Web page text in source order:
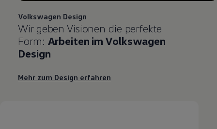
Volkswagen Design
Wir geben Visionen die perfekte
Form: Arbeiten im Volkswagen
Design
Mehr zum Design erfahren